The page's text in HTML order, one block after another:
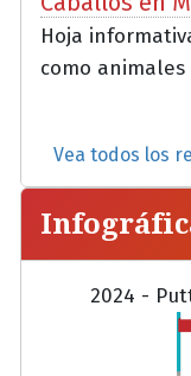
Hoja
como animales
Vea todos los
2024 -